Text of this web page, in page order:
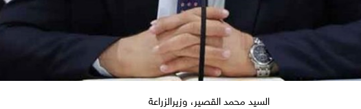
السيد محمد القصير، وزيرالزراعة